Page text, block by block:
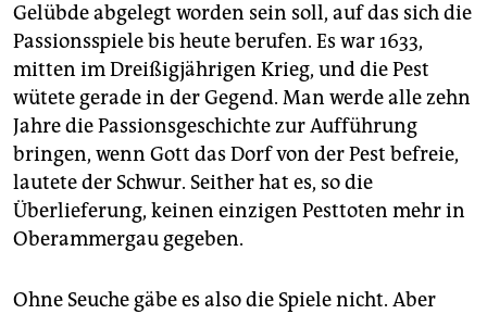
Gelübde abgelegt worden sein soll, auf das sich die
Passionsspiele bis heute berufen. Es war 1633,
mitten im Dreißigjährigen Krieg, und die Pest
wütete gerade in der Gegend. Man werde alle zehn
Jahre die Passionsgeschichte zur Aufführung
bringen, wenn Gott das Dorf von der Pest befreie,
lautete der Schwur. Seither hat es, so die
Überlieferung, keinen einzigen Pesttoten mehr in
Oberammergau gegeben.
Ohne Seuche gäbe es also die Spiele nicht. Aber